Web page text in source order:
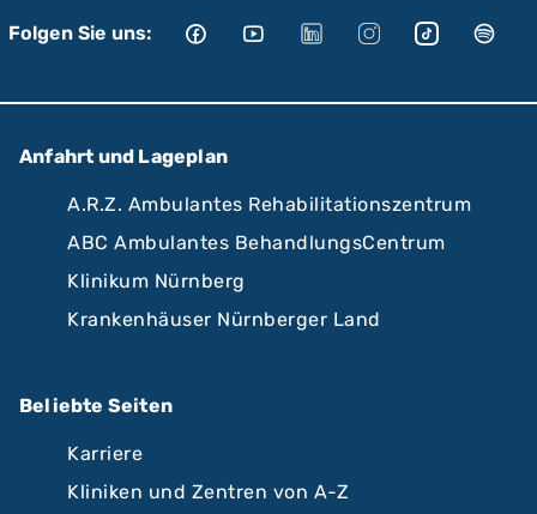
Folgen Sie uns:
Anfahrt und Lageplan
A.R.Z. Ambulantes Rehabilitationszentrum
ABC Ambulantes BehandlungsCentrum
Klinikum Nürnberg
Krankenhäuser Nürnberger Land
Beliebte Seiten
Karriere
Kliniken und Zentren von A-Z